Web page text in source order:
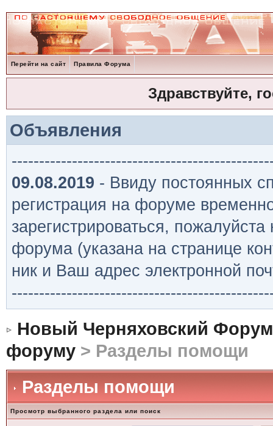
Перейти на сайт Правила Форума
Здравствуйте,
Объявления
09.08.2019 - Ввиду постоянных
регистрация на форуме
зарегистрироваться,
форума (указана на странице
ник и Ваш адрес электронной
Новый Черняховский Форум
форуму> Разделы помощи
Разделы помощи
Просмотр выбранного раздела или поиск